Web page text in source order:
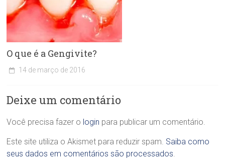
O que é a Gengivite?
i
a
O
14 de março de 2016
Deixe um comentário
Você precisa fazer o login para publicar um comentário.
Este site utiliza o Akismet para reduzir spam. Saiba como
seus dados em comentários são processados.